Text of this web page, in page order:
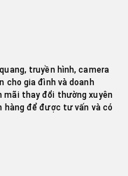
truyền hình, camera
cho gia đình và doanh
mãi thay đổi thường xuyên
hàng để được tư vấn và có